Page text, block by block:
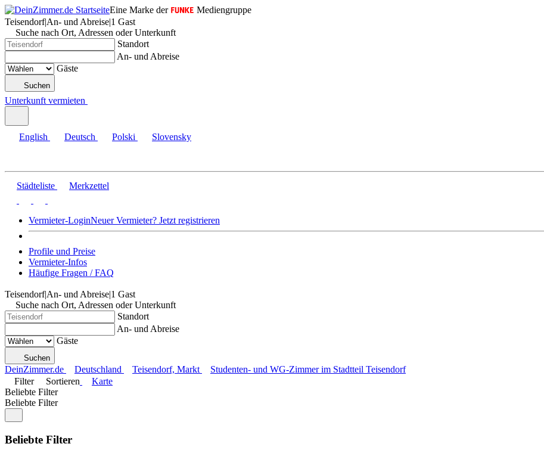
Eine Marke der
Mediengruppe
Teisendorf|An- und Abreise|1 Gast
Suche nach Ort, Adressen oder Unterkunft
Standort
An- und Abreise
Gäste
Suchen
Unterkunft vermieten
English Deutsch Polski Slovensky
Städteliste Merkzettel
Vermieter-LoginNeuer Vermieter? Jetzt registrieren
Profile und Preise
Vermieter-Infos
Häufige Fragen / FAQ
Teisendorf|An- und Abreise|1 Gast
Suche nach Ort, Adressen oder Unterkunft
Standort
An- und Abreise
Gäste
Suchen
DeinZimmer.de Deutschland Teisendorf, Markt
Studenten- und WG-Zimmer im Stadtteil Teisendorf
Filter
Sortieren
Karte
Beliebte Filter
Beliebte Filter
Beliebte Filter